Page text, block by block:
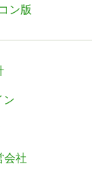
ン版
ン
会社